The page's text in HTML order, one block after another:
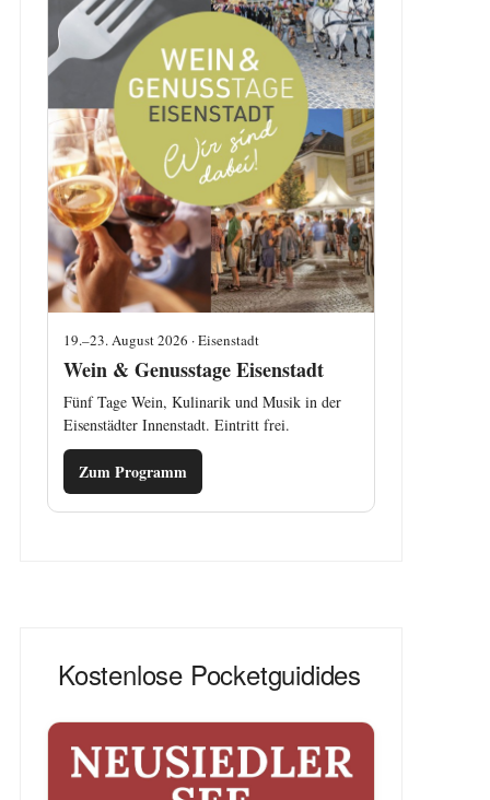
19.–23. August 2026 · Eisenstadt
Wein & Genusstage Eisenstadt
Fünf Tage Wein, Kulinarik und Musik in der
Eisenstädter Innenstadt. Eintritt frei.
Zum Programm
Kostenlose Pocketguidides